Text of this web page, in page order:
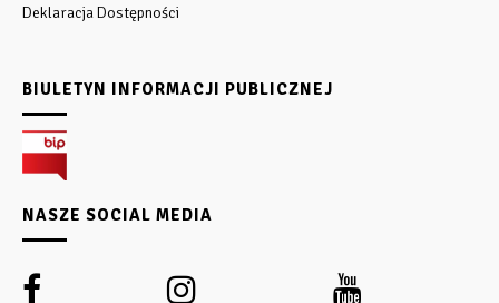
Deklaracja Dostępności
BIULETYN INFORMACJI PUBLICZNEJ
NASZE SOCIAL MEDIA